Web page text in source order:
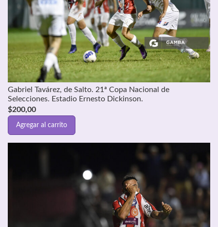
Gabriel Tavárez, de Salto. 21ª Copa Nacional de
Selecciones. Estadio Ernesto Dickinson.
$200,00
Agregar al carrito